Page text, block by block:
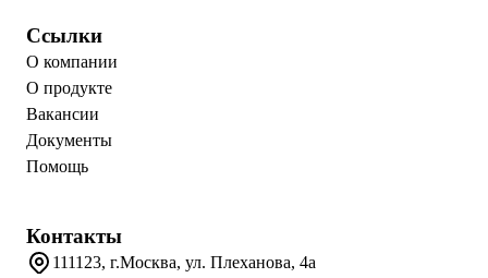
Ссылки
О компании
О продукте
Вакансии
Документы
Помощь
Контакты
111123, г.Москва, ул. Плеханова, 4а